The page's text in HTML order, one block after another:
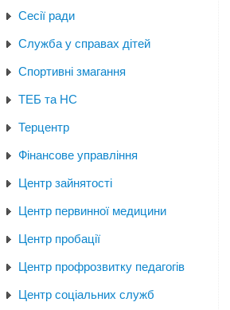
Сесії ради
Служба у справах дітей
Спортивні змагання
ТЕБ та НС
Терцентр
Фінансове управління
Центр зайнятості
Центр первинної медицини
Центр пробації
Центр профрозвитку педагогів
Центр соціальних служб